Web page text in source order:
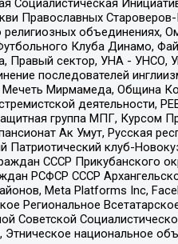
Социалистическая
Православных
объединениях,
Клуба Динамо,
Правый сектор, УНА - УНСО,
последователей
Мирмамеда, Община
деятельности,
группа МПГ, Курсом
Ак Умут, Русская
Патриотический клуб-
СССР Прикубанского
РСФСР СССР
Meta Platforms Inc,
Региональное
Советской
Этническое национальное